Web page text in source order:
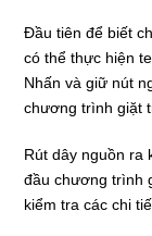
Đầu tiên để biết
có thể thực hiện
Nhấn và giữ nút
chương trình giặt
Rút dây nguồn ra
đầu chương trình
kiểm tra các chi